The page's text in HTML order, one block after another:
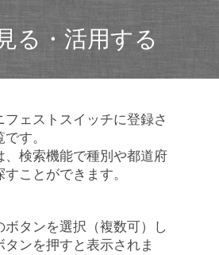
る・活用する
フェストスイッチに登録さ
す。
、検索機能で種別や都道府
ことができます。
ボタンを選択（複数可）し
タンを押すと表示されま